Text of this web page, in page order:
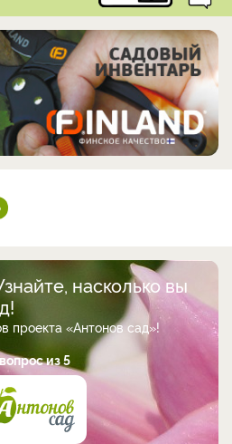
насколько вы
проекта «Антонов сад»!
из 5